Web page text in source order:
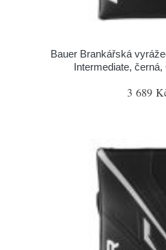
Bauer Brankářská
Intermediate,
3 689